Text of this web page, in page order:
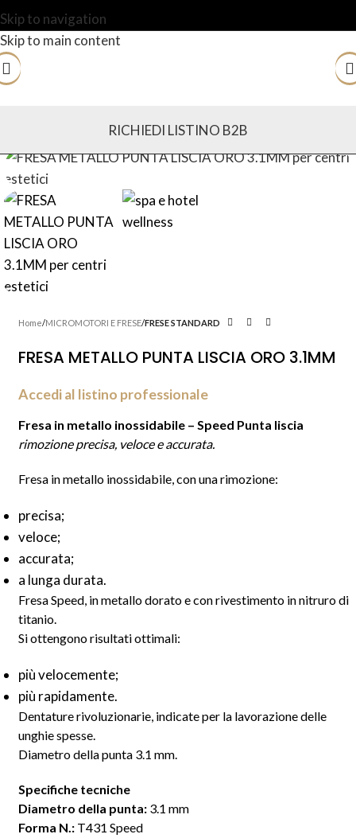
Skip to navigation
Skip to main content
RICHIEDI LISTINO B2B
Home MICROMOTORI E FRESE FRESE STANDARD
FRESA METALLO PUNTA LISCIA ORO 3.1MM
Accedi al listino professionale
Fresa in metallo inossidabile – Speed Punta liscia
rimozione precisa, veloce e accurata.
Fresa in metallo inossidabile, con una rimozione:
precisa;
veloce;
accurata;
a lunga durata.
Fresa Speed, in metallo dorato e con rivestimento in nitruro di
titanio.
Si ottengono risultati ottimali:
più velocemente;
più rapidamente.
Dentature rivoluzionarie, indicate per la lavorazione delle
unghie spesse.
Diametro della punta 3.1 mm.
Specifiche tecniche
Diametro della punta: 3.1 mm
Forma N.: T431 Speed